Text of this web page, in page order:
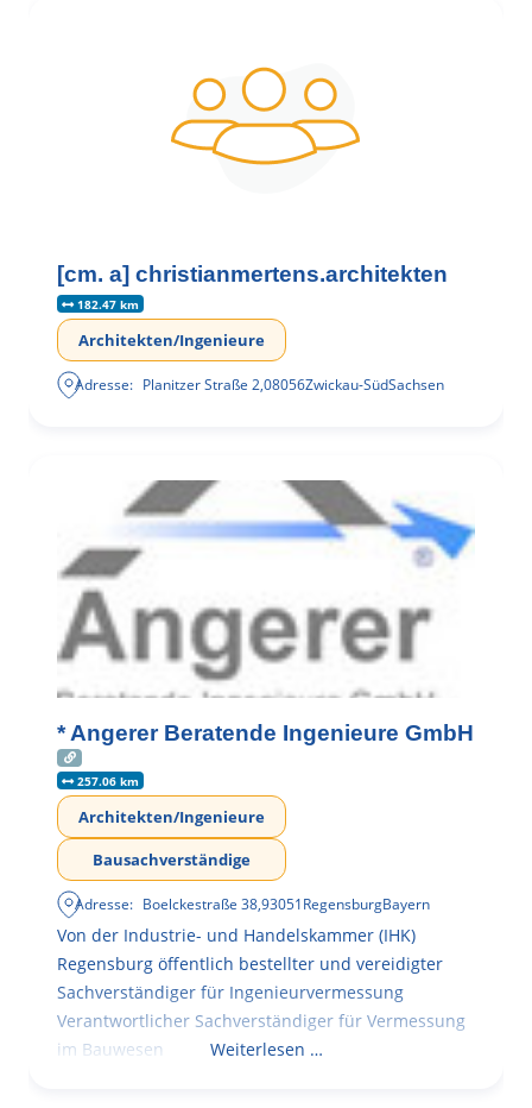
[cm. a] christianmertens.architekten
182.47 km
Architekten/Ingenieure
Adresse: Planitzer Straße 2,08056Zwickau-SüdSachsen
* Angerer Beratende Ingenieure GmbH
257.06 km
Architekten/Ingenieure
Bausachverständige
Adresse: Boelckestraße 38,93051RegensburgBayern
Von der Industrie- und Handelskammer (IHK)
Regensburg öffentlich bestellter und vereidigter
Sachverständiger für Ingenieurvermessung
Verantwortlicher Sachverständiger für Vermessung
im Bauwesen
Weiterlesen …